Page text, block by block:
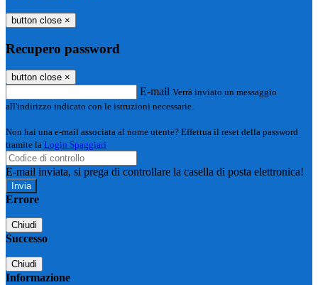
button close ×
Recupero password
button close ×
E-mail Verrà inviato un messaggio
all'indirizzo indicato con le istruzioni necessarie.
Non hai una e-mail associata al nome utente? Effettua il reset della password
tramite la Login Spaggiari
E-mail inviata, si prega di controllare la casella di posta elettronica!
Errore
Chiudi
Successo
Chiudi
Informazione